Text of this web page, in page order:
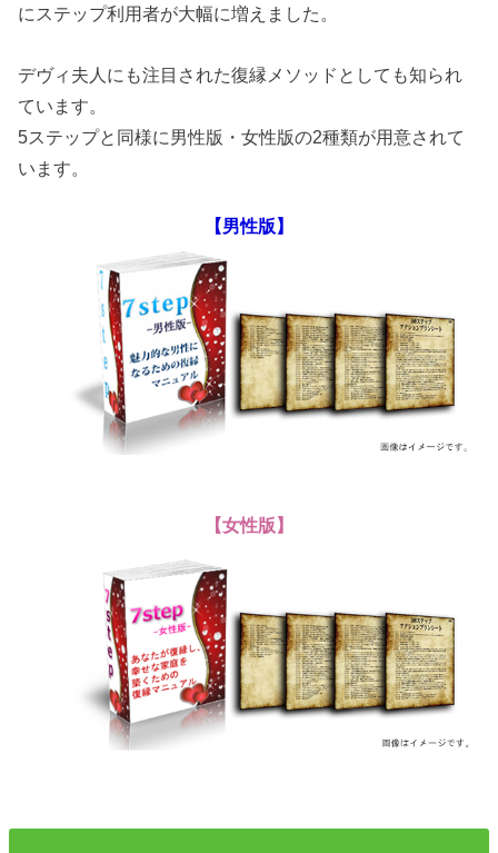
にステップ利用者が大幅に増えました。
デヴィ夫人にも注目された復縁メソッドとしても知られ
ています。
5ステップと同様に男性版・女性版の2種類が用意されて
います。
【男性版】
【女性版】